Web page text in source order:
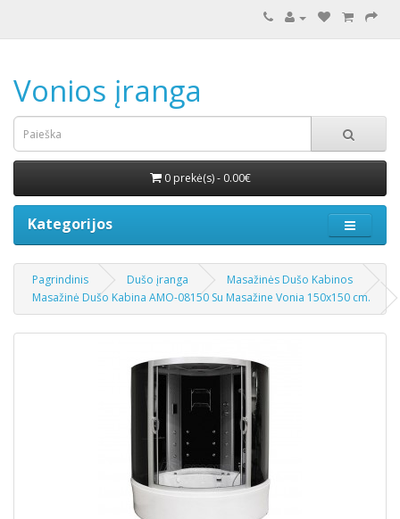
Vonios įranga
0 prekė(s) - 0.00€
Kategorijos
Pagrindinis Dušo įranga
Masažinės Dušo Kabinos
Masažinė Dušo Kabina AMO-08150 Su Masažine Vonia 150x150 cm.